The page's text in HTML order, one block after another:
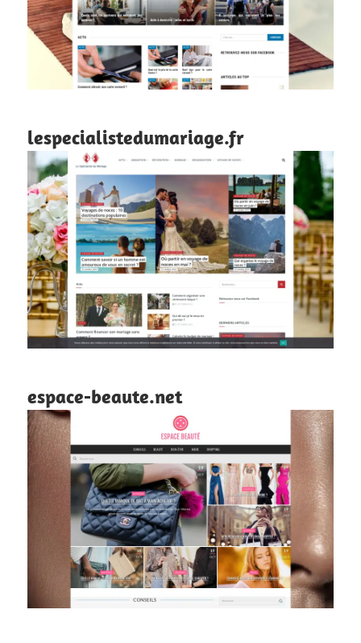
lespecialistedumariage.fr
espace-beaute.net